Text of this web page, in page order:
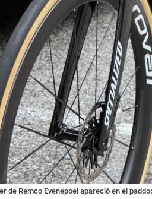
de Remco Evenepoel apareció en el